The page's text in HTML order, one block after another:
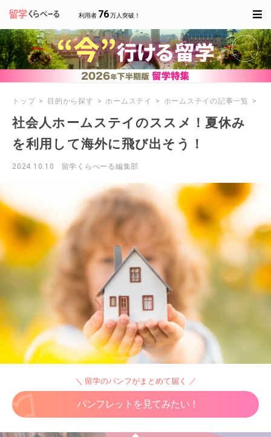
利用者 76万人突破！
トップ 目的から探す ホームステイ ホームステイの記事一覧
社会人ホームステイのススメ！夏休み
を利用して海外に飛び出そう！
2024.10.10 留学くらべーる編集部
＼ 留学のパンフがまとめて届く ／
パンフレットを見てみたい！